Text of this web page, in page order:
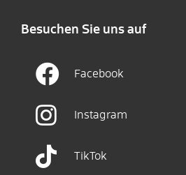
Besuchen Sie uns auf
Facebook
Instagram
TikTok